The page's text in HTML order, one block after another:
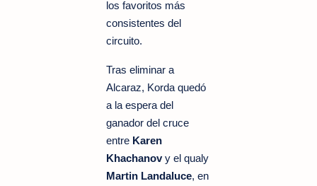
los favoritos más
consistentes del
circuito.
Tras eliminar a
Alcaraz, Korda quedó
a la espera del
ganador del cruce
entre Karen
Khachanovy el qualy
Martin Landaluce, en